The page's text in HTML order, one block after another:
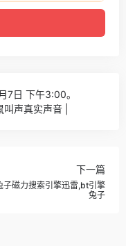
7日 下午3:00。
声真实声音 |
下一篇
子磁力搜索引擎迅雷,bt引擎
兔子